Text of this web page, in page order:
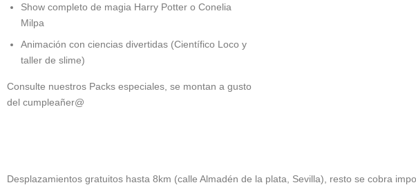
Show completo de magia Harry Potter o Conelia
Milpa
Animación con ciencias divertidas (Científico Loco y
taller de slime)
Consulte nuestros Packs especiales, se montan a gusto
del cumpleañer@
Desplazamientos gratuitos hasta 8km (calle Almadén de la plata, Sevilla), resto se cobra